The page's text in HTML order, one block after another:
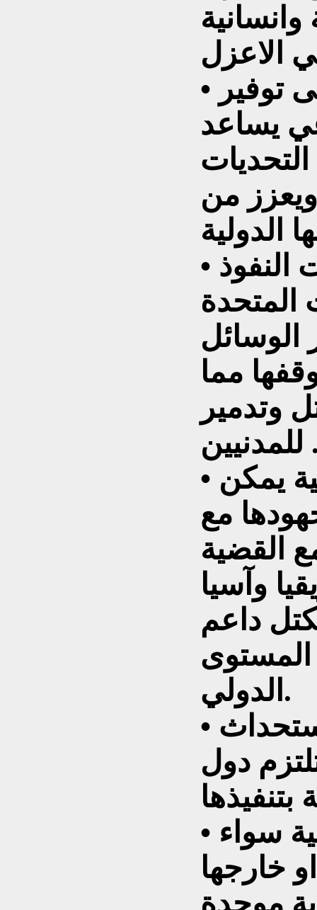
• يمكن للجامعة أن تعمل على توفير
يساعد
من
الدولية
• الضغط على الدول ذات النفوذ
المتحدة
الوسائل
مما
وتدمير
.
• أنشاء تحالفات دولية يمكن
مع
القضية
وآسيا
داعم
المستوى
الدولي.
• تعزيز العمل الجماعي بستحداث
دول
• تجاهل التدخلات الخارجية سواء
خارجها
موحدة